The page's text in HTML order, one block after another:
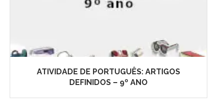
ATIVIDADE DE PORTUGUÊS: ARTIGOS
DEFINIDOS – 9º ANO